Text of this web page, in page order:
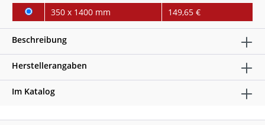
350 x 1400 mm
149,65 €
Beschreibung
Herstellerangaben
Im Katalog